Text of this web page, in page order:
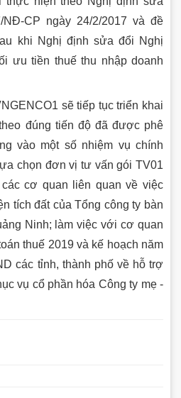
CP ngày 24/2/2017 và đề
khi Nghị định sửa đổi Nghị
ưu tiền thuế thu nhập doanh
sẽ tiếp tục triển khai
đúng tiến độ đã được phê
vào một số nhiệm vụ chính
chọn đơn vị tư vấn gói TV01
cơ quan liên quan về việc
tích đất của Tổng công ty bàn
Ninh; làm việc với cơ quan
thuế 2019 và kế hoạch năm
các tỉnh, thành phố về hỗ trợ
vụ cổ phần hóa Công ty mẹ -